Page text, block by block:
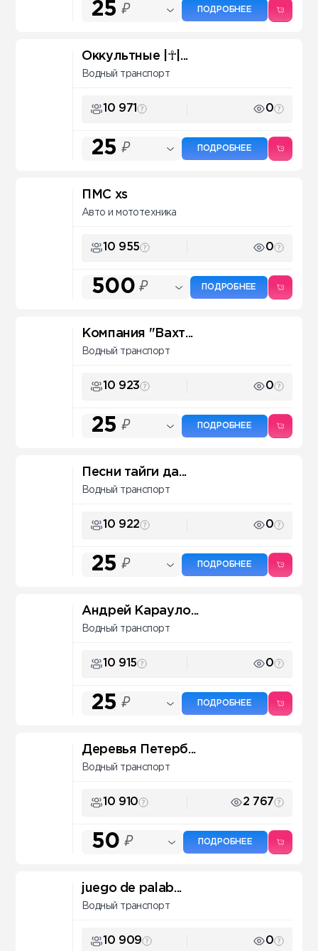
25 ₽ ПОДРОБНЕЕ
Оккультные |☥|...
Водный транспорт
10 971 0
25 ₽ ПОДРОБНЕЕ
ПМС xs
Авто и мототехника
10 955 0
500 ₽ ПОДРОБНЕЕ
Компания "Вахт...
Водный транспорт
10 923 0
25 ₽ ПОДРОБНЕЕ
Песни тайги да...
Водный транспорт
10 922 0
25 ₽ ПОДРОБНЕЕ
Андрей Карауло...
Водный транспорт
10 915 0
25 ₽ ПОДРОБНЕЕ
Деревья Петерб...
Водный транспорт
10 910 2 767
50 ₽ ПОДРОБНЕЕ
juego de palab...
Водный транспорт
10 909 0